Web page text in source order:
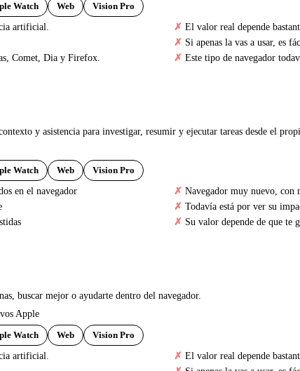
Watch Web Vision Pro
artificial.
Comet, Dia y Firefox.
El valor real depende
Si apenas la vas a usar, es
Este tipo de navegador
y asistencia para investigar, resumir y ejecutar tareas desde el
Watch Web Vision Pro
en el navegador
Navegador muy nuevo, con
Todavía está por ver su
Su valor depende de que te
buscar mejor o ayudarte dentro del navegador.
Apple
Watch Web Vision Pro
artificial.
El valor real depende